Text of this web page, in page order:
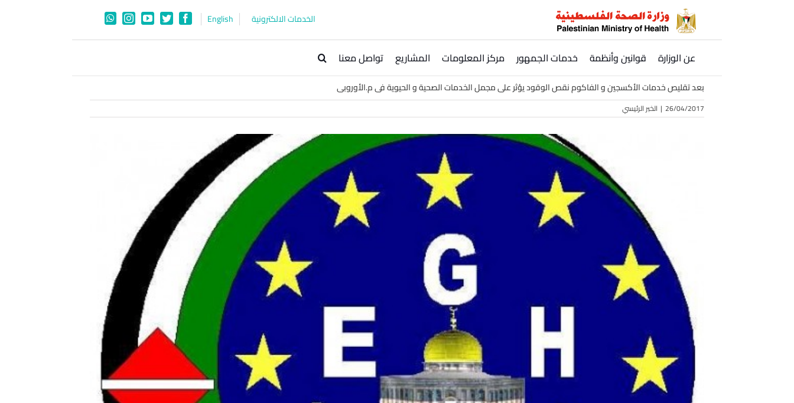
الخدمات الالكترونية English
Facebook
Twitter
YouTube
Instagram
WhatsApp
عن الوزارة قوانين وأنظمة خدمات الجمهور مركز المعلومات المشاريع تواصل معنا
بعد تقليص خدمات الأكسجين و الفاكوم نقص الوقود يؤثر على مجمل الخدمات الصحية و الحيوية فى م.الأوروبى
26/04/2017
| الخبر الرئيسي